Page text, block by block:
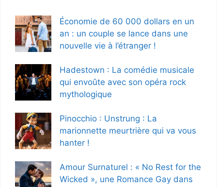
Économie de 60 000 dollars en un
an : un couple se lance dans une
nouvelle vie à l’étranger !
Hadestown : La comédie musicale
qui envoûte avec son opéra rock
mythologique
Pinocchio : Unstrung : La
marionnette meurtrière qui va vous
hanter !
Amour Surnaturel : « No Rest for the
Wicked », une Romance Gay dans